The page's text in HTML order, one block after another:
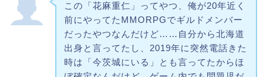
この「花麻重仁」ってやつ、俺が20年近く
前にやってたMMORPGでギルドメンバー
だったやつなんだけど……自分から北海道
出身と言ってたし、2019年に突然電話きた
時は「今茨城にいる」とも言ってたからほ